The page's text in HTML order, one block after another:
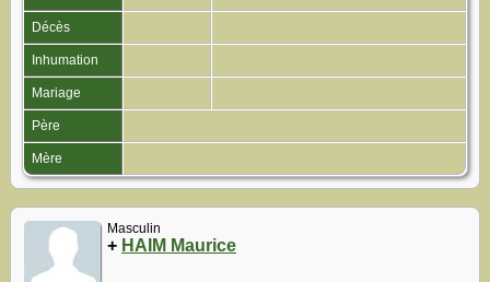
Décès
Inhumation
Mariage
Père
Mère
Masculin
+ HAIM Maurice